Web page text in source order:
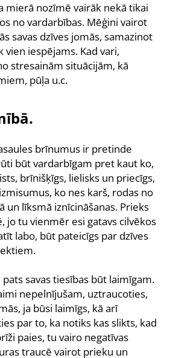
mierā nozīmē vairāk nekā tikai
no vardarbības. Mēģini vairot
savas dzīves jomās, samazinot
vien iespējams. Kad vari,
stresainām situācijām, kā
pūļa u.c.
brīnumus ir pretinde
būt vardarbīgam pret kaut ko,
brīnišķīgs, lielisks un priecīgs,
ko nes karš, rodas no
un līksmā iznīcināšanas. Prieks
jo tu vienmēr esi gatavs cilvēkos
labo, būt pateicīgs par dzīves
pats savas tiesības būt laimīgam.
nepelnījušam, uztraucoties,
ja būsi laimīgs, kā arī
par to, ka notiks kas slikts, kad
paies, tu vairo negatīvas
traucē vairot prieku un